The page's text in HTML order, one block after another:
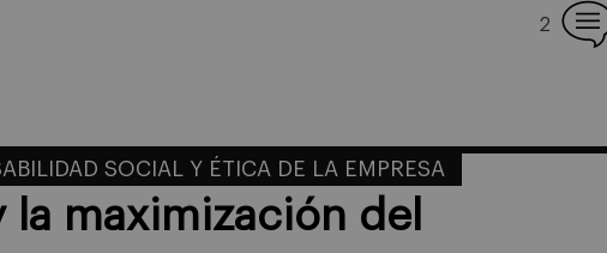
2
SOCIAL Y ÉTICA DE LA EMPRESA
la maximización del